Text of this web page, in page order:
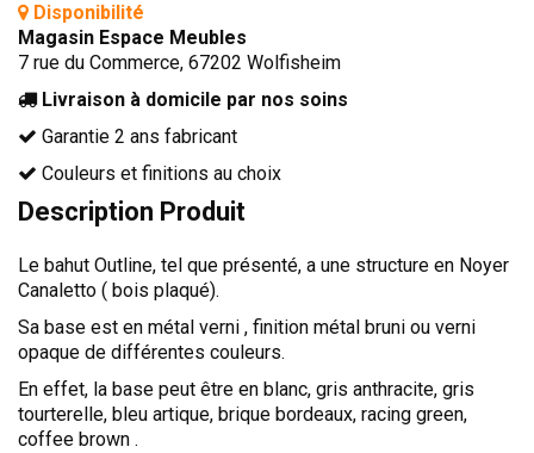
LITS RELEVABLES
CADRES DE LIT
LITS FIXES
MIROIRS
PETITS MEUBLES
AMÉNAGEMENTS SUR MESURE
AGENCEMENTS INTÉRIEURS
DESIGN
Disponibilité
Magasin Espace Meubles
7 rue du Commerce, 67202 Wolfisheim
Livraison à domicile par nos soins
Garantie 2 ans fabricant
Couleurs et finitions au choix
Description Produit
Le bahut Outline, tel que présenté, a une structure en Noyer
Canaletto ( bois plaqué).
Sa base est en métal verni , finition métal bruni ou verni
opaque de différentes couleurs.
En effet, la base peut être en blanc, gris anthracite, gris
tourterelle, bleu artique, brique bordeaux, racing green,
coffee brown .